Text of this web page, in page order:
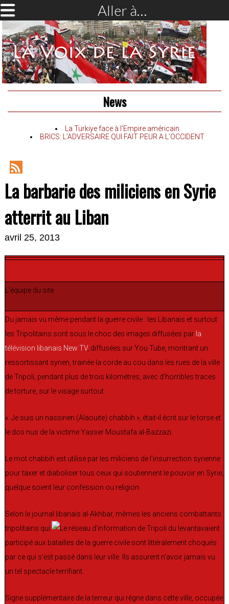
Aller à…
News
La Türkiye face à l’Empire américain
BRICS: L’ADVERSAIRE QUI FAIT PEUR A L’OCCIDENT
RSS
La barbarie des miliciens en Syrie
atterrit au Liban
avril 25, 2013
L’équipe du site
Du jamais vu même pendant la guerre civile : les Libanais et surtout
les Tripolitains sont sous le choc des images diffusées par la
télévision libanais New TV, diffusées sur You Tube, montrant un
ressortissant syrien, trainée la corde au cou dans les rues de la ville
de Tripoli, pendant plus de trois kilomètres, avec d’horribles traces
de torture, sur le visage surtout.
« Je suis un nassirien (Alaouite) chabbih », était-il écrit sur le torse et
le dos nus de la victime Yasser Moustafa al-Bazzazi.
Le mot chabbih est utilisé par les miliciens de l’insurrection syrienne
pour taxer et diaboliser tous ceux qui soutiennent le pouvoir en Syrie,
quelque soient leur confession ou religion.
Selon le journal libanais al-Akhbar, mêmes les anciens combattants
tripolitains qui
avaient
participé aux batailles de la guerre civile sont littéralement choqués
par ce qui s’est passé dans leur ville. Ils assurent n’avoir jamais vu
un tel spectacle terrifiant.
Signe supplémentaire de la terreur qui règne dans cette ville, occupée